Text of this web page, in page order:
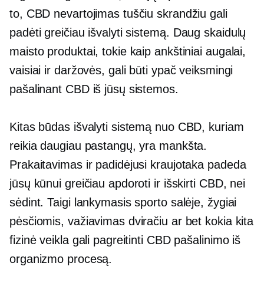
to, CBD nevartojimas tuščiu skrandžiu gali
padėti greičiau išvalyti sistemą. Daug skaidulų
maisto produktai, tokie kaip ankštiniai augalai,
vaisiai ir daržovės, gali būti ypač veiksmingi
pašalinant CBD iš jūsų sistemos.
Kitas būdas išvalyti sistemą nuo CBD, kuriam
reikia daugiau pastangų, yra mankšta.
Prakaitavimas ir padidėjusi kraujotaka padeda
jūsų kūnui greičiau apdoroti ir išskirti CBD, nei
sėdint. Taigi lankymasis sporto salėje, žygiai
pėsčiomis, važiavimas dviračiu ar bet kokia kita
fizinė veikla gali pagreitinti CBD pašalinimo iš
organizmo procesą.